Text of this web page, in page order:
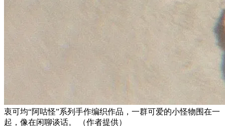
衷可均“阿咕怪”系列手作编织作品，一群可爱的小怪物围在一
起，像在闲聊谈话。 （作者提供）